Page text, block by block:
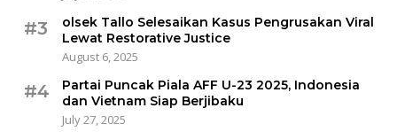
#3
olsek Tallo Selesaikan Kasus Pengrusakan Viral
Lewat Restorative Justice
August 6, 2025
#4
Partai Puncak Piala AFF U-23 2025, Indonesia
dan Vietnam Siap Berjibaku
July 27, 2025